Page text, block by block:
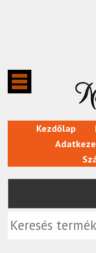
Kezdőlap